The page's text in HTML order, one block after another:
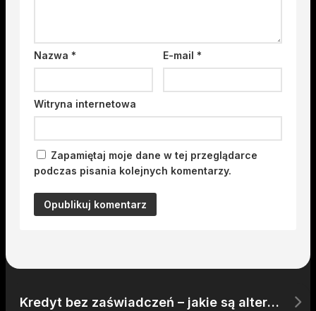
Nazwa * E-mail*
Witryna internetowa
Zapamiętaj moje dane w tej przeglądarce
podczas pisania kolejnych komentarzy.
Kredyt bez zaświadczeń – jakie są alternatywy?